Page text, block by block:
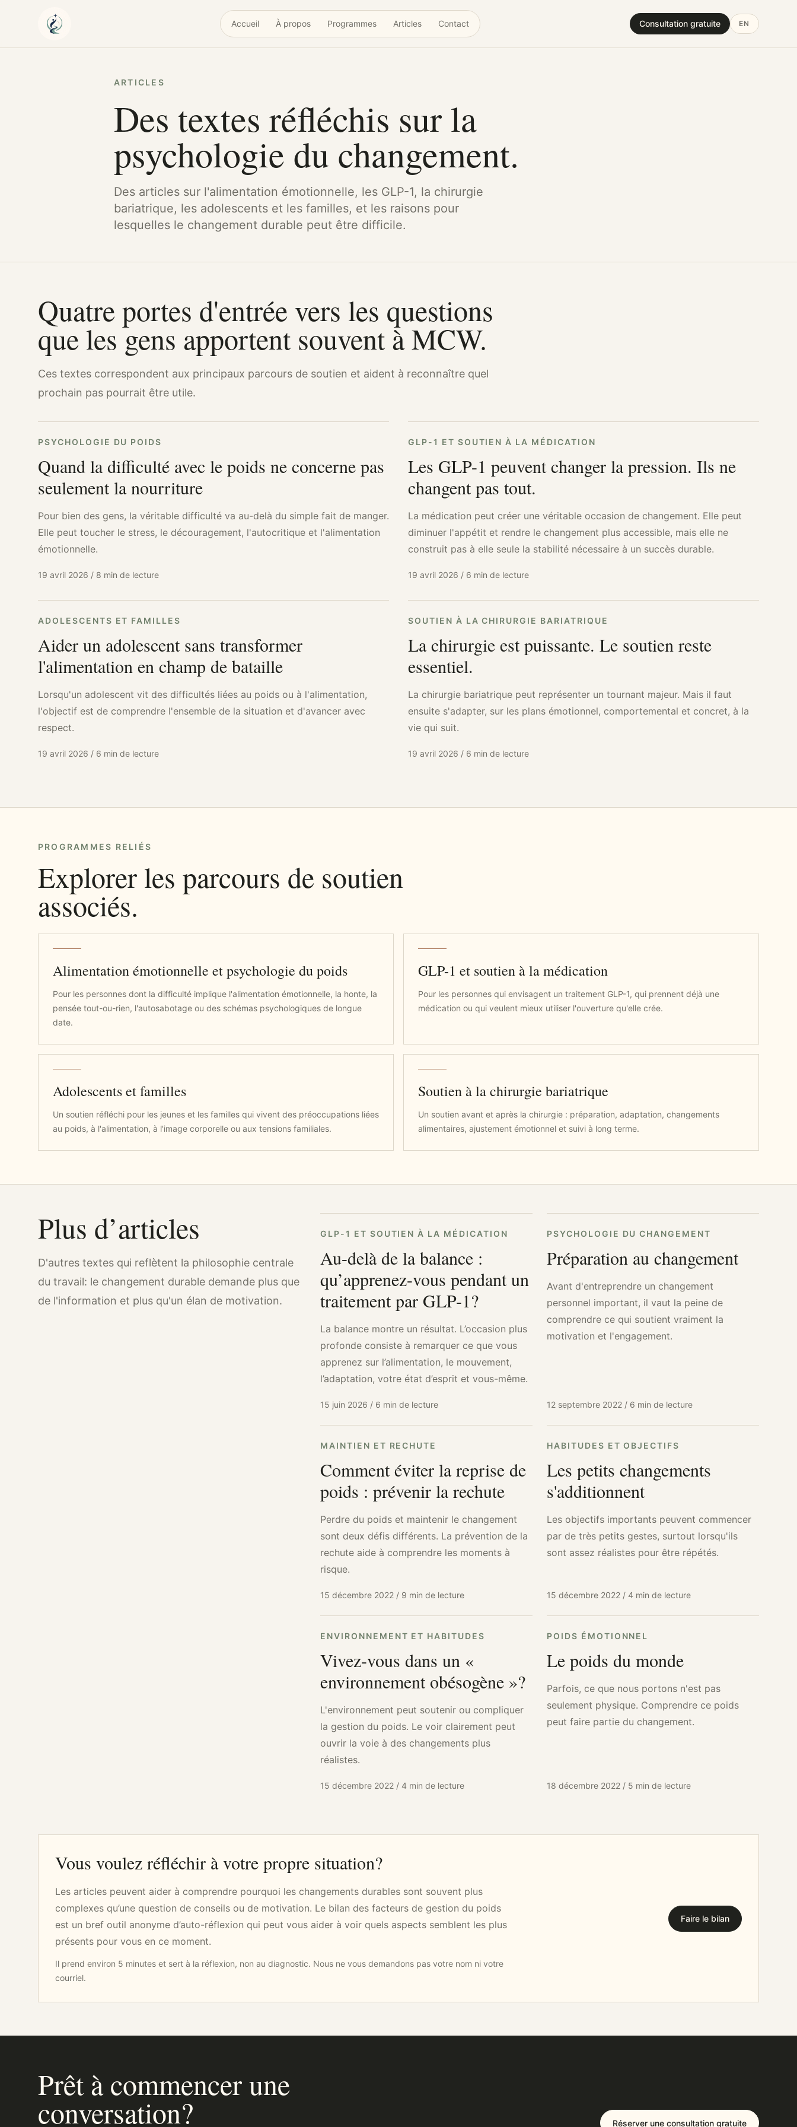
Accueil À propos Programmes Articles Contact Consultation gratuite EN
ARTICLES
Des textes réfléchis sur la
psychologie du changement.
Des articles sur l'alimentation émotionnelle, les GLP-1, la chirurgie
bariatrique, les adolescents et les familles, et les raisons pour
lesquelles le changement durable peut être difficile.
Quatre portes d'entrée vers les questions
que les gens apportent souvent à MCW.
Ces textes correspondent aux principaux parcours de soutien et aident à reconnaître quel
prochain pas pourrait être utile.
PSYCHOLOGIE DU POIDS
Quand la difficulté avec le poids ne concerne pas
seulement la nourriture
Pour bien des gens, la véritable difficulté va au-delà du simple fait de manger.
Elle peut toucher le stress, le découragement, l'autocritique et l'alimentation
émotionnelle.
19 avril 2026 / 8 min de lecture
GLP-1 ET SOUTIEN À LA MÉDICATION
Les GLP-1 peuvent changer la pression. Ils ne
changent pas tout.
La médication peut créer une véritable occasion de changement. Elle peut
diminuer l'appétit et rendre le changement plus accessible, mais elle ne
construit pas à elle seule la stabilité nécessaire à un succès durable.
19 avril 2026 / 6 min de lecture
ADOLESCENTS ET FAMILLES
Aider un adolescent sans transformer
l'alimentation en champ de bataille
Lorsqu'un adolescent vit des difficultés liées au poids ou à l'alimentation,
l'objectif est de comprendre l'ensemble de la situation et d'avancer avec
respect.
19 avril 2026 / 6 min de lecture
SOUTIEN À LA CHIRURGIE BARIATRIQUE
La chirurgie est puissante. Le soutien reste
essentiel.
La chirurgie bariatrique peut représenter un tournant majeur. Mais il faut
ensuite s'adapter, sur les plans émotionnel, comportemental et concret, à la
vie qui suit.
19 avril 2026 / 6 min de lecture
PROGRAMMES RELIÉS
Explorer les parcours de soutien
associés.
Alimentation émotionnelle et psychologie du poids
Pour les personnes dont la difficulté implique l'alimentation émotionnelle, la honte, la
pensée tout-ou-rien, l'autosabotage ou des schémas psychologiques de longue
date.
GLP-1 et soutien à la médication
Pour les personnes qui envisagent un traitement GLP-1, qui prennent déjà une
médication ou qui veulent mieux utiliser l'ouverture qu'elle crée.
Adolescents et familles
Un soutien réfléchi pour les jeunes et les familles qui vivent des préoccupations liées
au poids, à l'alimentation, à l'image corporelle ou aux tensions familiales.
Soutien à la chirurgie bariatrique
Un soutien avant et après la chirurgie : préparation, adaptation, changements
alimentaires, ajustement émotionnel et suivi à long terme.
Plus d’articles
D'autres textes qui reflètent la philosophie centrale
du travail: le changement durable demande plus que
de l'information et plus qu'un élan de motivation.
GLP-1 ET SOUTIEN À LA MÉDICATION
Au-delà de la balance :
qu’apprenez-vous pendant un
traitement par GLP-1?
La balance montre un résultat. L’occasion plus
profonde consiste à remarquer ce que vous
apprenez sur l’alimentation, le mouvement,
l’adaptation, votre état d’esprit et vous-même.
15 juin 2026 / 6 min de lecture
PSYCHOLOGIE DU CHANGEMENT
Préparation au changement
Avant d'entreprendre un changement
personnel important, il vaut la peine de
comprendre ce qui soutient vraiment la
motivation et l'engagement.
12 septembre 2022 / 6 min de lecture
MAINTIEN ET RECHUTE
Comment éviter la reprise de
poids : prévenir la rechute
Perdre du poids et maintenir le changement
sont deux défis différents. La prévention de la
rechute aide à comprendre les moments à
risque.
15 décembre 2022 / 9 min de lecture
HABITUDES ET OBJECTIFS
Les petits changements
s'additionnent
Les objectifs importants peuvent commencer
par de très petits gestes, surtout lorsqu'ils
sont assez réalistes pour être répétés.
15 décembre 2022 / 4 min de lecture
ENVIRONNEMENT ET HABITUDES
Vivez-vous dans un «
environnement obésogène »?
L'environnement peut soutenir ou compliquer
la gestion du poids. Le voir clairement peut
ouvrir la voie à des changements plus
réalistes.
15 décembre 2022 / 4 min de lecture
POIDS ÉMOTIONNEL
Le poids du monde
Parfois, ce que nous portons n'est pas
seulement physique. Comprendre ce poids
peut faire partie du changement.
18 décembre 2022 / 5 min de lecture
Vous voulez réfléchir à votre propre situation?
Les articles peuvent aider à comprendre pourquoi les changements durables sont souvent plus
complexes qu’une question de conseils ou de motivation. Le bilan des facteurs de gestion du poids
est un bref outil anonyme d’auto-réflexion qui peut vous aider à voir quels aspects semblent les plus
présents pour vous en ce moment.
Il prend environ 5 minutes et sert à la réflexion, non au diagnostic. Nous ne vous demandons pas votre nom ni votre
courriel.
Faire le bilan
Prêt à commencer une
conversation? Réserver une consultation gratuite